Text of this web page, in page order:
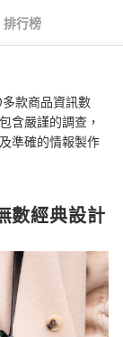
排行榜
款商品資訊數
含嚴謹的調查，
準確的情報製作
數經典設計